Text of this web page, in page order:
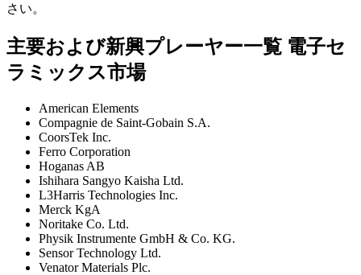
さい。
主要および新興プレーヤー一覧 電子セ
ラミックス市場
American Elements
Compagnie de Saint-Gobain S.A.
CoorsTek Inc.
Ferro Corporation
Hoganas AB
Ishihara Sangyo Kaisha Ltd.
L3Harris Technologies Inc.
Merck KgA
Noritake Co. Ltd.
Physik Instrumente GmbH & Co. KG.
Sensor Technology Ltd.
Venator Materials Plc.